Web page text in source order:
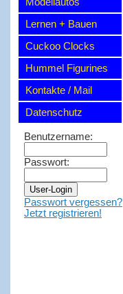
Lernen + Bauen
Cuckoo Clocks
Hummel Figurines
Kontakte / Mail
Datenschutz
Benutzername:
Passwort:
Passwort vergessen?
Jetzt registrieren!